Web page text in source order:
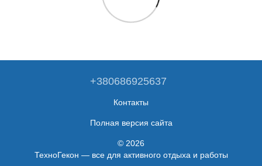
+380686925637
Контакты
Полная версия сайта
© 2026
ТехноГекон — все для активного отдыха и работы